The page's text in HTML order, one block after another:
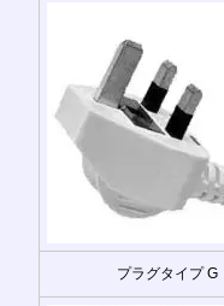
プラグタイプ G